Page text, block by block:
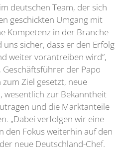
deutschen Team, der sich
geschickten Umgang mit
Kompetenz in der Branche
sicher, dass er den Erfolg
weiter vorantreiben wird“,
der Papo
zum Ziel gesetzt, neue
wesentlich zur Bekanntheit
und die Marktanteile
„Dabei verfolgen wir eine
den Fokus weiterhin auf den
neue Deutschland-Chef.